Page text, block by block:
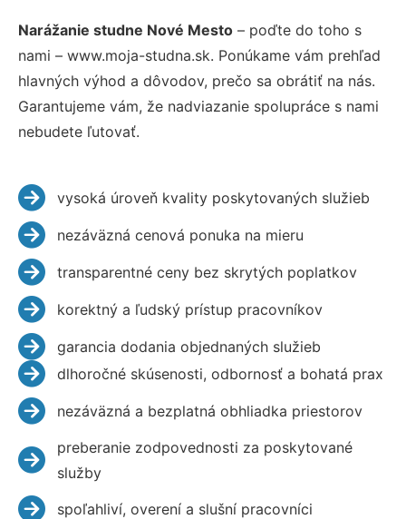
Narážanie studne Nové Mesto – poďte do toho s
nami – www.moja-studna.sk. Ponúkame vám prehľad
hlavných výhod a dôvodov, prečo sa obrátiť na nás.
Garantujeme vám, že nadviazanie spolupráce s nami
nebudete ľutovať.
vysoká úroveň kvality poskytovaných služieb
nezáväzná cenová ponuka na mieru
transparentné ceny bez skrytých poplatkov
korektný a ľudský prístup pracovníkov
garancia dodania objednaných služieb
dlhoročné skúsenosti, odbornosť a bohatá prax
nezáväzná a bezplatná obhliadka priestorov
preberanie zodpovednosti za poskytované
služby
spoľahliví, overení a slušní pracovníci